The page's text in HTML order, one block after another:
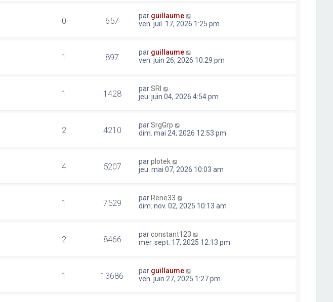
0 657 par guillaume
ven. juil. 17, 2026 1:25 pm
1 897 par guillaume
ven. juin 26, 2026 10:29 pm
1 1428 parSRI
jeu. juin 04, 2026 4:54 pm
2 4210 parSrgGrp
dim. mai 24, 2026 12:53 pm
4 5207 parplotek
jeu. mai 07, 2026 10:03 am
1 7529 par Rene33
dim. nov. 02, 2025 10:13 am
2 8466 parconstant123
mer. sept. 17, 2025 12:13 pm
1 13686 par guillaume
ven. juin 27, 2025 1:27 pm